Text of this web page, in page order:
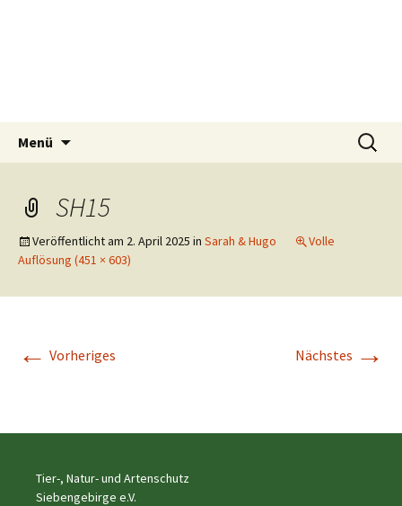
Tier Natur und Artenschutz
Siebengebirge e.V.
Tierschutzverein seit 1985 im Siebengebirge –
Orscheider Tierschutzhof
Menü
Suchen
nach:
SH15
Veröffentlicht am 2. April 2025 in Sarah & Hugo
Volle
Auflösung (451 × 603)
← Vorheriges Nächstes →
Tier-, Natur- und Artenschutz
Siebengebirge e.V.